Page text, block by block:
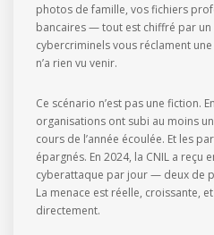
photos de famille, vos fichiers
bancaires — tout est chiffré par un
cybercriminels vous réclament
n’a rien vu venir.
Ce scénario n’est pas une fiction.
organisations ont subi au moins
cours de l’année écoulée. Et les
épargnés. En 2024, la CNIL a reçu
cyberattaque par jour — deux de
La menace est réelle, croissante,
directement.